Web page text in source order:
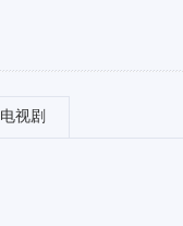
电视剧